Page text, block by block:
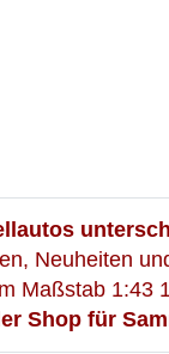
Neuheiten
Maßstab 1:43
Shop für